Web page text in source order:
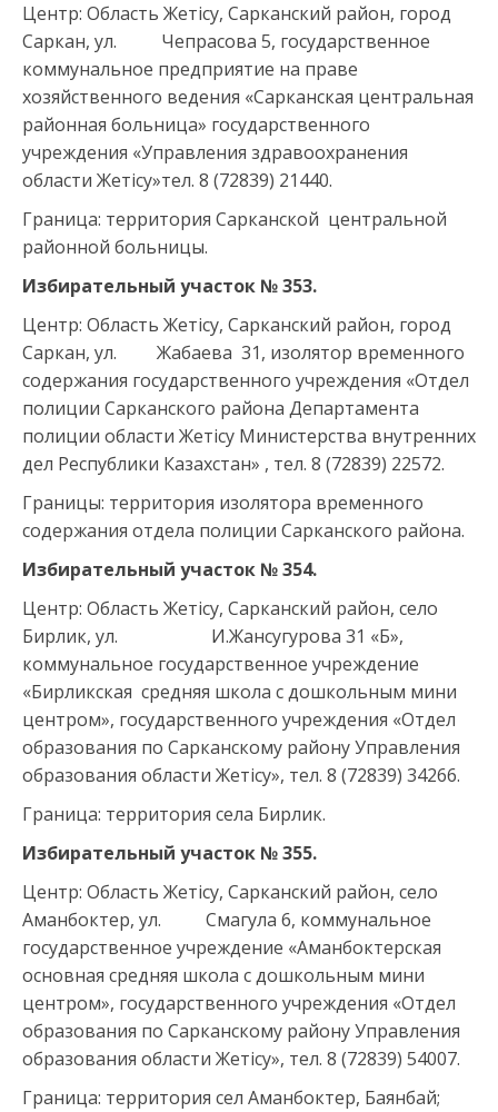
Центр: Область Жетісу, Сарканский район, город
Саркан, ул. Чепрасова 5, государственное
коммунальное предприятие на праве
хозяйственного ведения «Сарканская центральная
районная больница» государственного
учреждения «Управления здравоохранения
области Жетісу»тел. 8 (72839) 21440.
Граница: территория Сарканской центральной
районной больницы.
Избирательный участок № 353.
Центр: Область Жетісу, Сарканский район, город
Саркан, ул. Жабаева 31, изолятор временного
содержания государственного учреждения «Отдел
полиции Сарканского района Департамента
полиции области Жетісу Министерства внутренних
дел Республики Казахстан» , тел. 8 (72839) 22572.
Границы: территория изолятора временного
содержания отдела полиции Сарканского района.
Избирательный участок № 354.
Центр: Область Жетісу, Сарканский район, село
Бирлик, ул. И.Жансугурова 31 «Б»,
коммунальное государственное учреждение
«Бирликская средняя школа с дошкольным мини
центром», государственного учреждения «Отдел
образования по Сарканскому району Управления
образования области Жетісу», тел. 8 (72839) 34266.
Граница: территория села Бирлик.
Избирательный участок №355.
Центр: Область Жетісу, Сарканский район, село
Аманбоктер, ул. Смагула 6, коммунальное
государственное учреждение «Аманбоктерская
основная средняя школа с дошкольным мини
центром», государственного учреждения «Отдел
образования по Сарканскому району Управления
образования области Жетісу», тел. 8 (72839) 54007.
Граница: территория сел Аманбоктер, Баянбай;